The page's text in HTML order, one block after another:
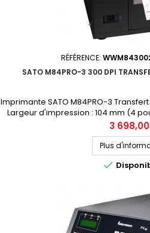
RÉFÉRENCE:
SATO M84PRO-3 300 DPI
Imprimante SATO M84PRO-3
Largeur d'impression : 104 mm (4
Prix public (avant remise) :
Prix
3
Plus
